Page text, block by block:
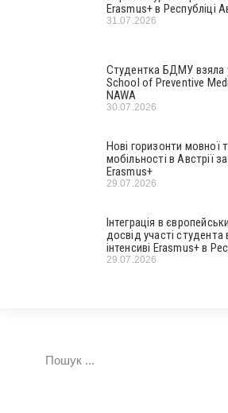
Erasmus+ в Республіці
31.07.2026
Студентка БДМУ взяла
School of Preventive
NAWA
30.07.2026
Нові горизонти мовної
мобільності в Австрії
Erasmus+
29.07.2026
Інтеграція в
досвід участі
інтенсиві Erasmus+ в
29.07.2026